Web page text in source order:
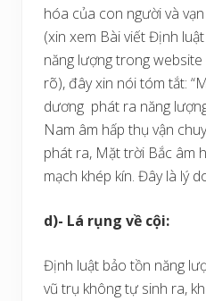
hóa của con người và
(xin xem Bài viết Định
năng lượng trong
rõ), đây xin nói tóm tắt:
dương phát ra năng
Nam âm hấp thụ vận
phát ra, Mặt trời Bắc âm
mạch khép kín. Đây là lý
d)- Lá rụng về cội:
Định luật bảo tồn năng
vũ trụ không tự sinh ra,